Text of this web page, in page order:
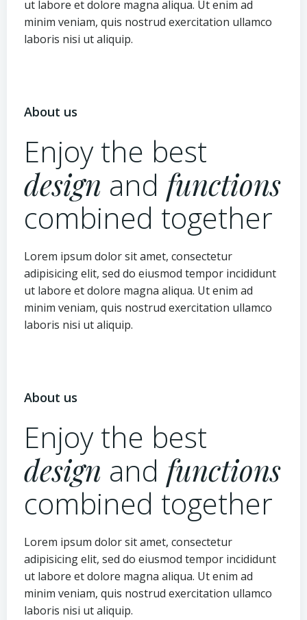
ut labore et dolore magna aliqua. Ut enim ad
minim veniam, quis nostrud exercitation ullamco
laboris nisi ut aliquip.
About us
Enjoy the best
design and functions
combined together
Lorem ipsum dolor sit amet, consectetur
adipisicing elit, sed do eiusmod tempor incididunt
ut labore et dolore magna aliqua. Ut enim ad
minim veniam, quis nostrud exercitation ullamco
laboris nisi ut aliquip.
About us
Enjoy the best
design and functions
combined together
Lorem ipsum dolor sit amet, consectetur
adipisicing elit, sed do eiusmod tempor incididunt
ut labore et dolore magna aliqua. Ut enim ad
minim veniam, quis nostrud exercitation ullamco
laboris nisi ut aliquip.